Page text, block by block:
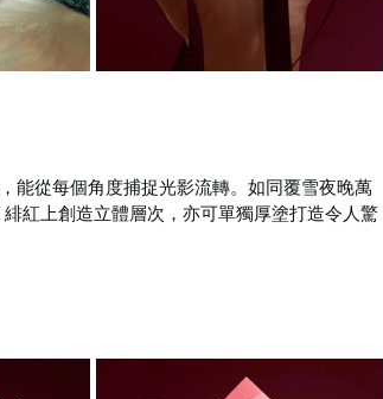
能從每個角度捕捉光影流轉。如同覆雪夜晚萬
紅上創造立體層次，亦可單獨厚塗打造令人驚